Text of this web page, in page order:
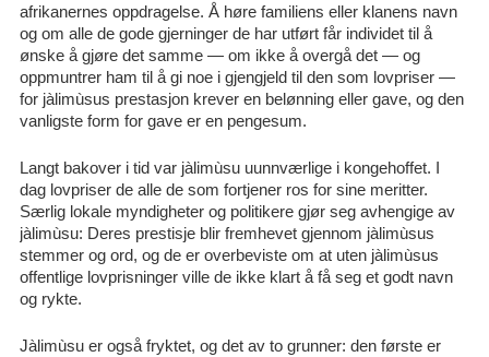
afrikanernes oppdragelse. Å høre familiens eller klanens navn
og om alle de gode gjerninger de har utført får individet til å
ønske å gjøre det samme — om ikke å overgå det — og
oppmuntrer ham til å gi noe i gjengjeld til den som lovpriser —
for jàlimùsus prestasjon krever en belønning eller gave, og den
vanligste form for gave er en pengesum.
Langt bakover i tid var jàlimùsu uunnværlige i kongehoffet. I
dag lovpriser de alle de som fortjener ros for sine meritter.
Særlig lokale myndigheter og politikere gjør seg avhengige av
jàlimùsu: Deres prestisje blir fremhevet gjennom jàlimùsus
stemmer og ord, og de er overbeviste om at uten jàlimùsus
offentlige lovprisninger ville de ikke klart å få seg et godt navn
og rykte.
Jàlimùsu er også fryktet, og det av to grunner: den første er